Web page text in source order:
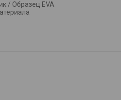
/ Образец EVA